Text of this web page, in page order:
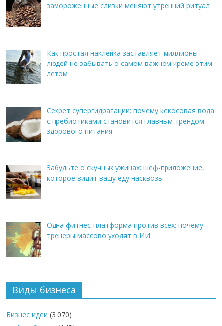
замороженные сливки меняют утренний ритуал
Как простая наклейка заставляет миллионы
людей не забывать о самом важном креме этим
летом
Секрет супергидратации: почему кокосовая вода
с пребиотиками становится главным трендом
здорового питания
Забудьте о скучных ужинах: шеф-приложение,
которое видит вашу еду насквозь
Одна фитнес-платформа против всех: почему
тренеры массово уходят в ИИ
Виды бизнеса
Бизнес идеи (3 070)